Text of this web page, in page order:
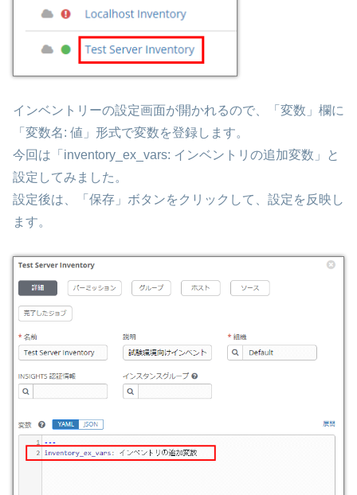
インベントリーの設定画面が開かれるので、「変数」欄に
「変数名: 値」形式で変数を登録します。
今回は「inventory_ex_vars: インベントリの追加変数」と
設定してみました。
設定後は、「保存」ボタンをクリックして、設定を反映し
ます。